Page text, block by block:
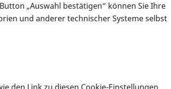
informieren:
in der Kindheit<h/2>
21.05.2019 – Der
lässt sich für
zu vermehrter
„Auswahl bestätigen“ können Sie Ihre
und anderer technischer Systeme selbst